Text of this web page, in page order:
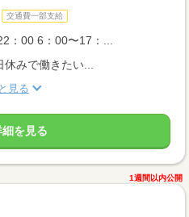
交通費一部支給
：00 6：00〜17：...
みで働きたい...
見る
を見る
1週間以内公開